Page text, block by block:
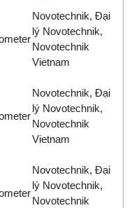
Novotechnik, Đại
lý Novotechnik,
Novotechnik
Vietnam
Novotechnik, Đại
lý Novotechnik,
Novotechnik
Vietnam
Novotechnik, Đại
lý Novotechnik,
Novotechnik